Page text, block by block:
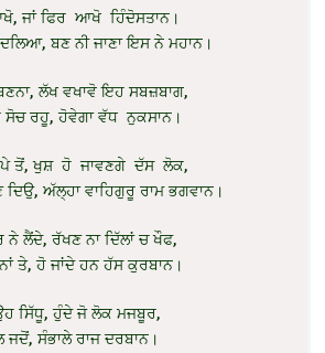
ਜਾਂ ਫਿਰ ਆਖੋ ਹਿੰਦੋਸਤਾਨ।
ਬਣ ਨੀ ਜਾਣਾ ਇਸ ਨੇ ਮਹਾਨ।
ਲੱਖ ਵਖਾਵੋ ਇਹ ਸਬਜ਼ਬਾਗ,
ਰਹੂ, ਹੋਵੇਗਾ ਵੱਧ ਨੁਕਸਾਨ।
ਤੋਂ, ਖੁਸ਼ ਹੋ ਜਾਵਣਗੇ ਦੱਸ ਲੋਕ,
ਅੱਲ੍ਹਾ ਵਾਹਿਗੁਰੂ ਰਾਮ ਭਗਵਾਨ।
ਲੈਂਦੇ, ਰੱਖਣ ਨਾ ਦਿੱਲਾਂ ਚ ਖੌਫ,
ਤੇ, ਹੋ ਜਾਂਦੇ ਹਨ ਹੱਸ ਕੁਰਬਾਨ।
ਸਿੱਧੂ, ਹੁੰਦੇ ਜੋ ਲੋਕ ਮਜਬੂਰ,
ਸੰਭਾਲੇ ਰਾਜ ਦਰਬਾਨ।